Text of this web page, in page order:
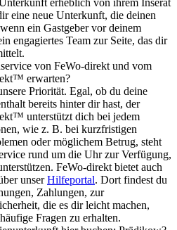
eine neue Unterkunft, die deinen
ein Gastgeber vor deinem
engagiertes Team zur Seite, das dir
von FeWo-direkt und vom
erwarten?
Priorität. Egal, ob du deine
bereits hinter dir hast, der
unterstützt dich bei jedem
wie z. B. bei kurzfristigen
oder möglichem Betrug, steht
rund um die Uhr zur Verfügung,
FeWo-direkt bietet auch
unserHilfeportal. Dort findest du
Zahlungen, zur
die es dir leicht machen,
Fragen zu erhalten.